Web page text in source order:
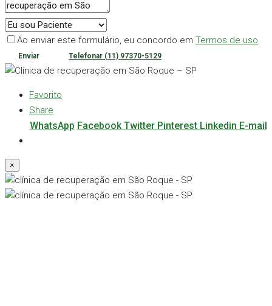
Ao enviar este formulário, eu concordo em Termos de uso
Enviar Telefonar (11) 97370-5129
Favorito
Share
WhatsApp FacebookTwitter Pinterest Linkedin E-mail
×